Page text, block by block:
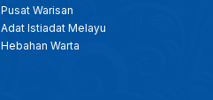
Pusat Warisan
Adat Istiadat Melayu
Hebahan Warta